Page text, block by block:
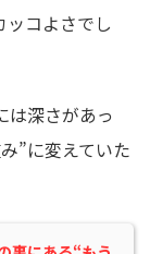
ッコよさでし
は深さがあっ
”に変えていた